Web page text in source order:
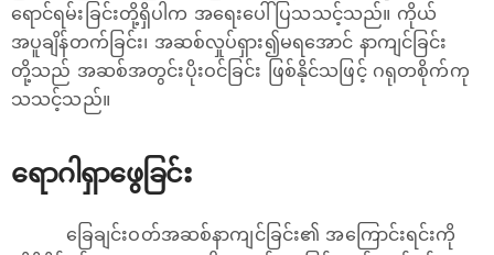
ရောင်ရမ်းခြင်းတို့ရှိပါက အရေးပေါ်ပြသသင့်သည်။ ကိုယ်
အပူချိန်တက်ခြင်း၊ အဆစ်လှုပ်ရှား၍မရအောင် နာကျင်ခြင်း
တို့သည် အဆစ်အတွင်းပိုးဝင်ခြင်း ဖြစ်နိုင်သဖြင့် ဂရုတစိုက်ကု
သသင့်သည်။
ရောဂါရှာဖွေခြင်း
ခြေချင်းဝတ်အဆစ်နာကျင်ခြင်း၏ အကြောင်းရင်းကို